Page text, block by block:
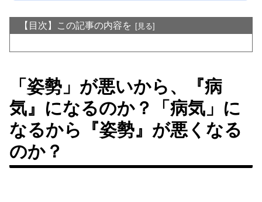
【目次】この記事の内容を
「姿勢」が悪いから、『病
気』になるのか？「病気」に
なるから『姿勢』が悪くなる
のか？